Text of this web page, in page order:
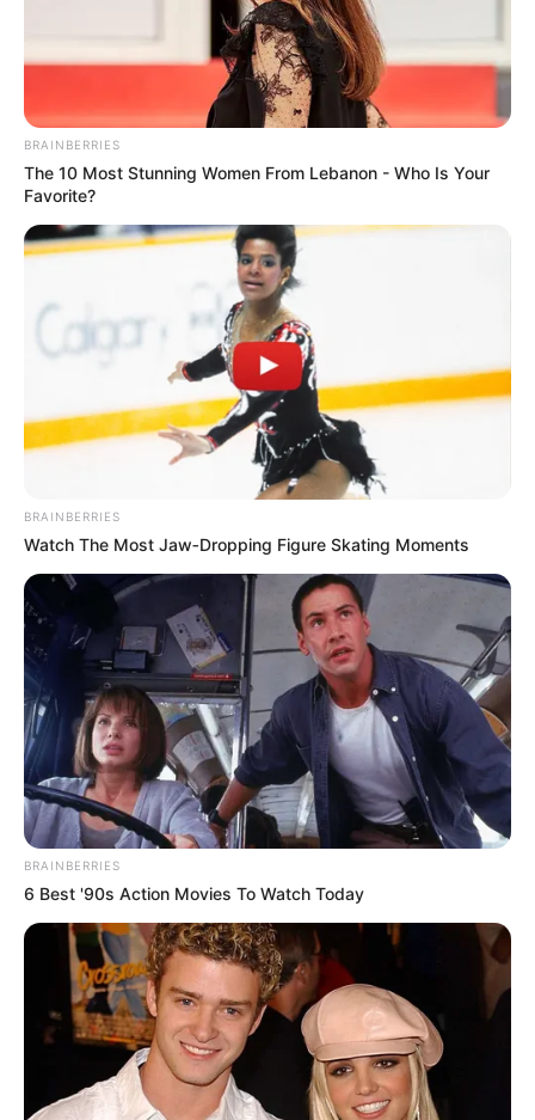
BRAINBERRIES
The 10 Most Stunning Women From Lebanon - Who Is Your
Favorite?
BRAINBERRIES
Watch The Most Jaw‑Dropping Figure Skating Moments
BRAINBERRIES
6 Best '90s Action Movies To Watch Today